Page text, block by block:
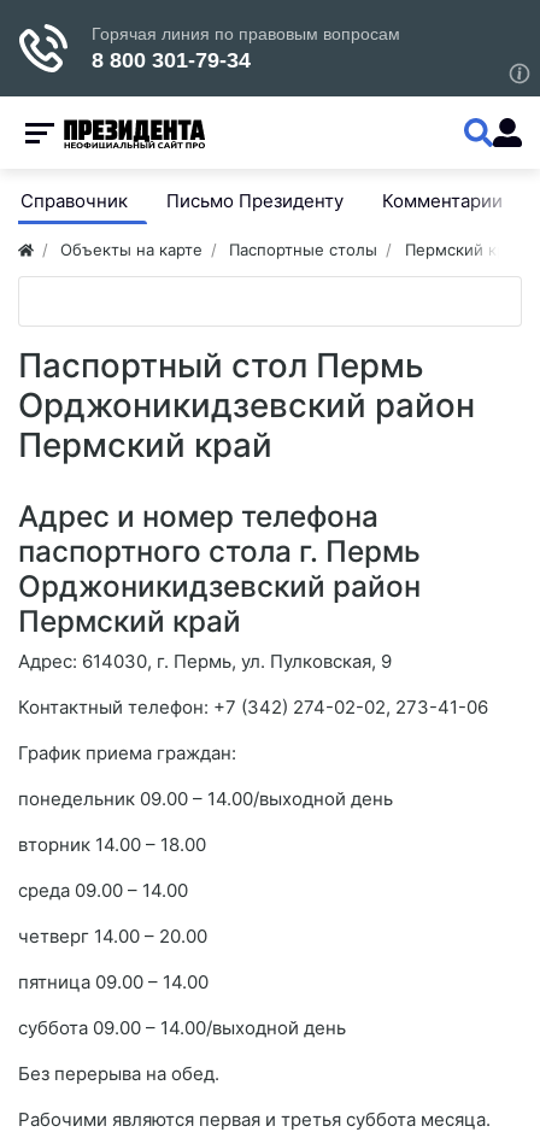
Справочник Письмо Президенту Комментарии
Объекты на карте Паспортные столы Пермский край
Паспортный стол Пермь
Орджоникидзевский район
Пермский край
Адрес и номер телефона
паспортного стола г. Пермь
Орджоникидзевский район
Пермский край
Адрес: 614030, г. Пермь, ул. Пулковская, 9
Контактный телефон: +7 (342) 274-02-02, 273-41-06
График приема граждан:
понедельник 09.00 – 14.00/выходной день
вторник 14.00 – 18.00
среда 09.00 – 14.00
четверг 14.00 – 20.00
пятница 09.00 – 14.00
суббота 09.00 – 14.00/выходной день
Без перерыва на обед.
Рабочими являются первая и третья суббота месяца.